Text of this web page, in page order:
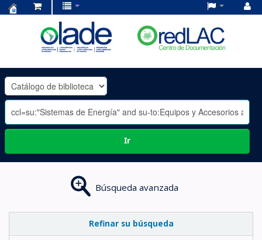
OLADE
-
Ir
Búsqueda avanzada
Refinar su búsqueda